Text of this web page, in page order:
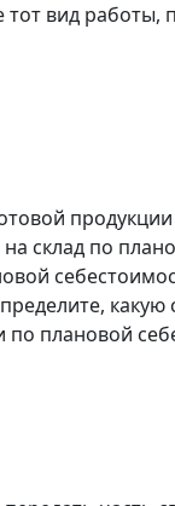
вид
склад по
плановой